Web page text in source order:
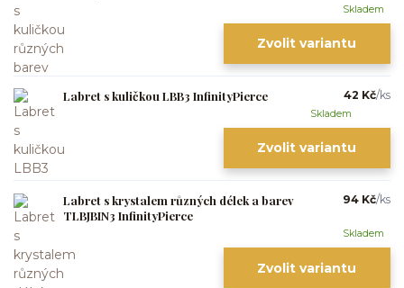
Skladem
Zvolit variantu
Labret s kuličkou LBB3 InfinityPierce 42 Kč/ks
Skladem
Zvolit variantu
Labret s krystalem různých délek a barev
TLBJBIN3 InfinityPierce
94 Kč/ks
Skladem
Zvolit variantu